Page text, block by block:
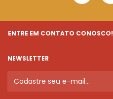
ENTRE EM CONTATO CONOSCO!
NEWSLETTER